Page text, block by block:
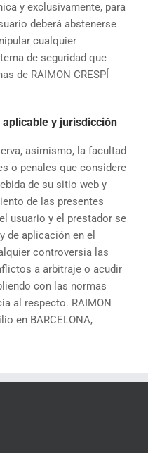
y exclusivamente, para
deberá abstenerse
cualquier
de seguridad que
de RAIMON CRESPÍ
y jurisdicción
asimismo, la facultad
o penales que considere
de su sitio web y
de las presentes
usuario y el prestador se
de aplicación en el
controversia las
a arbitraje o acudir
con las normas
al respecto. RAIMON
en BARCELONA,